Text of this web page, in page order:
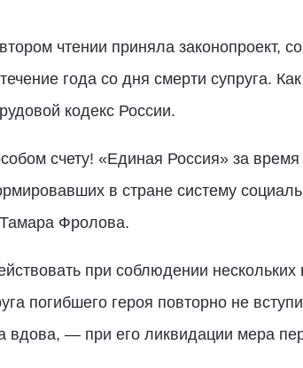
чтении приняла законопроект,
года со дня смерти супруга.
кодекс России.
счету! «Единая Россия» за
в стране систему
Фролова.
при соблюдении
погибшего героя повторно не
вдова, — при его ликвидации мера